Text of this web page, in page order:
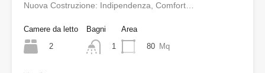
Nuova Costruzione: Indipendenza, Comfort…
Camere da letto
2
Bagni
1
Area
80 Mq